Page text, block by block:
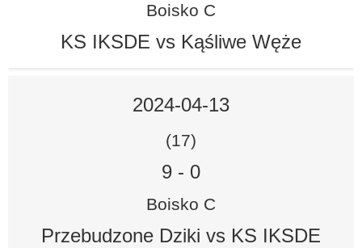
Boisko C
KS IKSDE vs Kąśliwe Węże
2024-04-13
(17)
9 - 0
Boisko C
Przebudzone Dziki vs KS IKSDE